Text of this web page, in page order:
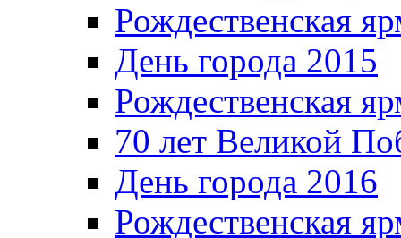
Рождественская
День города 2015
Рождественская
70 лет Великой
День города 2016
Рождественская